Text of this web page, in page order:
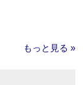
もっと見る »